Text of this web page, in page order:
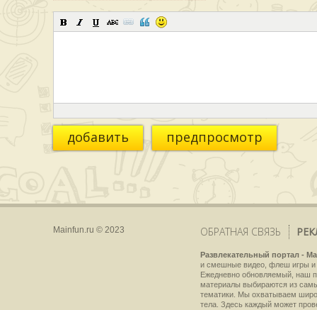
добавить предпросмотр
Mainfun.ru © 2023 ОБРАТНАЯ СВЯЗЬ
Развлекательный портал -
и смешные видео, флеш игры и
Ежедневно обновляемый, наш
материалы выбираются из
тематики. Мы охватываем
тела. Здесь каждый может